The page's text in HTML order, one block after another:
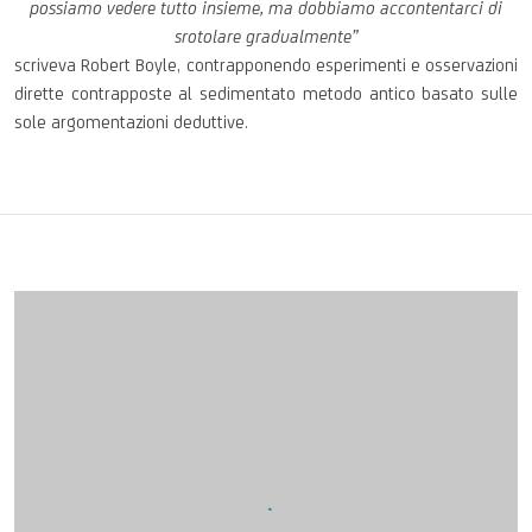
possiamo vedere tutto insieme, ma dobbiamo accontentarci di
srotolare gradualmente”
scriveva Robert Boyle, contrapponendo esperimenti e osservazioni
dirette contrapposte al sedimentato metodo antico basato sulle
sole argomentazioni deduttive.